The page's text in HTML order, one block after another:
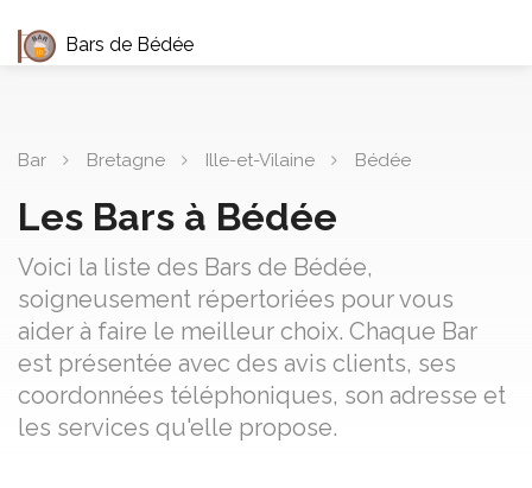
Bars de Bédée
Bar Bretagne Ille-et-Vilaine Bédée
Les Bars à Bédée
Voici la liste des Bars de Bédée,
soigneusement répertoriées pour vous
aider à faire le meilleur choix. Chaque Bar
est présentée avec des avis clients, ses
coordonnées téléphoniques, son adresse et
les services qu'elle propose.